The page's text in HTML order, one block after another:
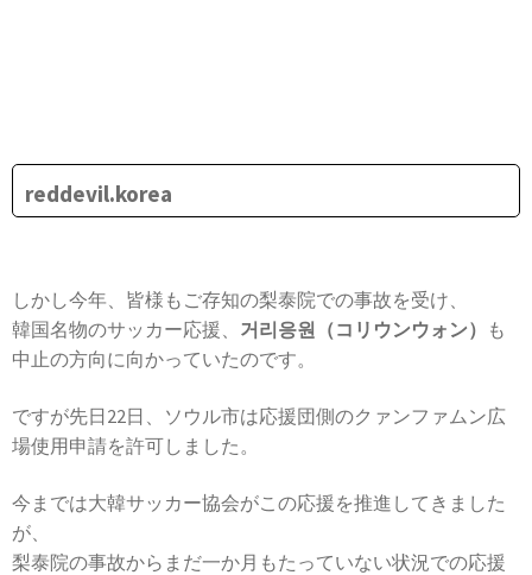
reddevil.korea
しかし今年、皆様もご存知の梨泰院での事故を受け、
韓国名物のサッカー応援、 거리응원（コリウンウォン） も
中止の方向に向かっていたのです。
ですが先日22日、ソウル市は応援団側のクァンファムン広
場使用申請を許可しました。
今までは大韓サッカー協会がこの応援を推進してきました
が、
梨泰院の事故からまだ一か月もたっていない状況での応援